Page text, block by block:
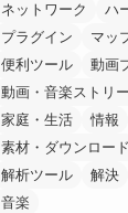
ネットワーク
ハ
プラグイン
マッ
便利ツール
動画
動画・音楽ストリ
家庭・生活
情報
素材・ダウンロード
解析ツール
解決
音楽